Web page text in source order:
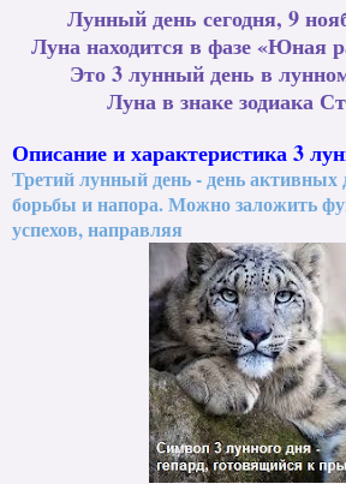
Лунный день сегодня, 9
Луна находится в фазе «Юная
Это 3 лунный день в
Луна в знаке зодиака
Описание и характеристика 3
Третий лунный день - день активных
борьбы и напора. Можно заложить
успехов, направляя